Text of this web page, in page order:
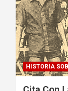
HISTORIA